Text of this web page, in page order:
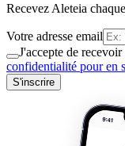
Recevez Aleteia
Votre adresse email
J'accepte de
confidentialité pour en
S'inscrire